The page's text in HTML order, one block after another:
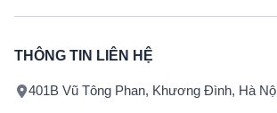
THÔNG TIN LIÊN HỆ
401B Vũ Tông Phan, Khương Đình, Hà